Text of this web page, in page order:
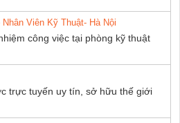
Viên Kỹ Thuật- Hà Nội
công việc tại phòng kỹ thuật
trực tuyến uy tín, sở hữu thế giới